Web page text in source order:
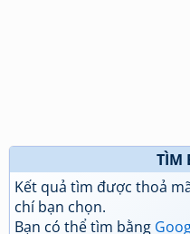
TÌM
Kết quả tìm được thoả
chí bạn chọn.
Bạn có thể tìm bằng